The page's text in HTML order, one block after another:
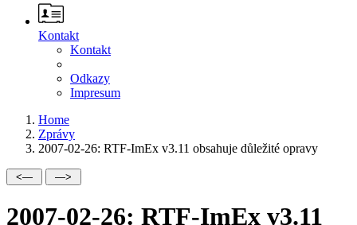
Kontakt
Kontakt
Odkazy
Impresum
Home
Zprávy
2007-02-26: RTF-ImEx v3.11 obsahuje důležité opravy
2007-02-26: RTF-ImEx v3.11